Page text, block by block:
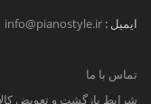
ایمیل : info@pianostyle.ir
تماس با ما
شرایط بازگشت و تعویض